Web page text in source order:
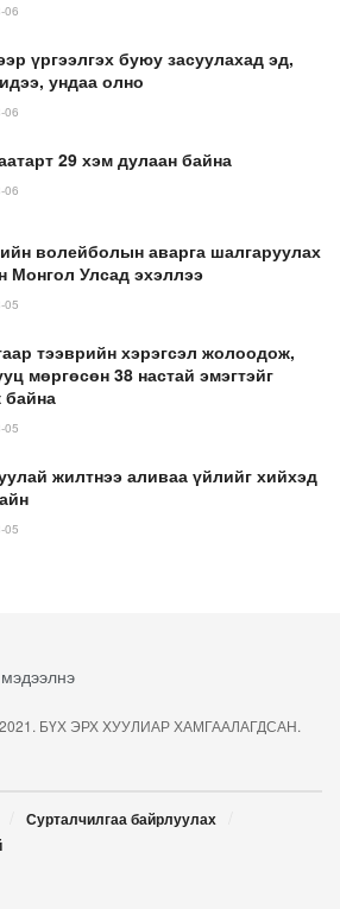
06
үргээлгэх буюу засуулахад эд,
ундаа олно
06
29 хэм дулаан байна
06
волейболын аварга шалгаруулах
Монгол Улсад эхэллээ
05
тээврийн хэрэгсэл жолоодож,
мөргөсөн 38 настай эмэгтэйг
байна
05
жилтнээ аливаа үйлийг хийхэд
05
БҮХ ЭРХ ХУУЛИАР ХАМГААЛАГДСАН.
Сурталчилгаа байрлуулах